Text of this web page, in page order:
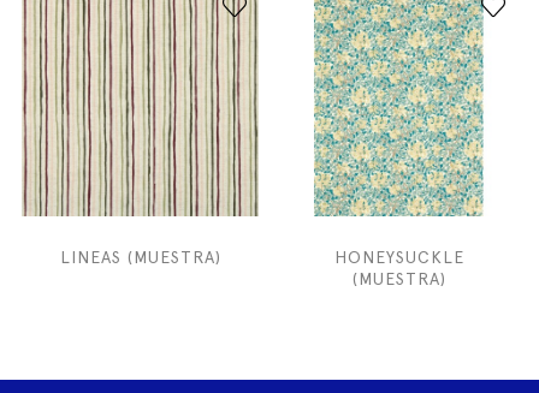
LINEAS (MUESTRA)
HONEYSUCKLE
(MUESTRA)